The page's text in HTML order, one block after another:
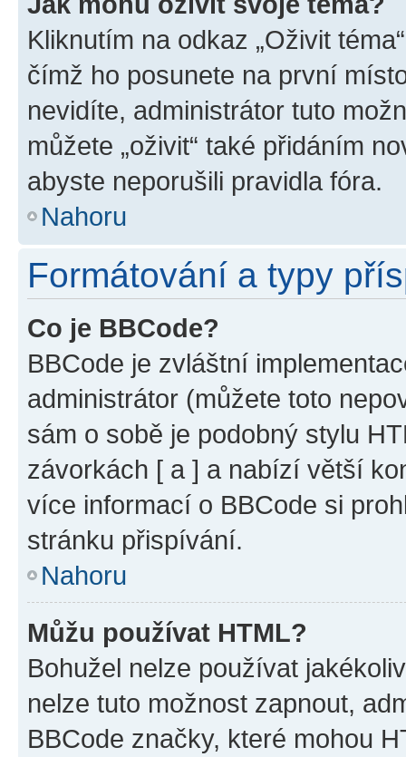
Kliknutím na odkaz „Oživit
čímž ho posunete na první
nevidíte, administrátor tuto
můžete „oživit“ také přidáním
abyste neporušili pravidla fóra.
Nahoru
Formátování a typy
Co je BBCode?
BBCode je zvláštní
administrátor (můžete toto
sám o sobě je podobný stylu
závorkách [ a ] a nabízí větší
více informací o BBCode si
stránku přispívání.
Nahoru
Můžu používat HTML?
Bohužel nelze používat
nelze tuto možnost zapnout,
BBCode značky, které mohou